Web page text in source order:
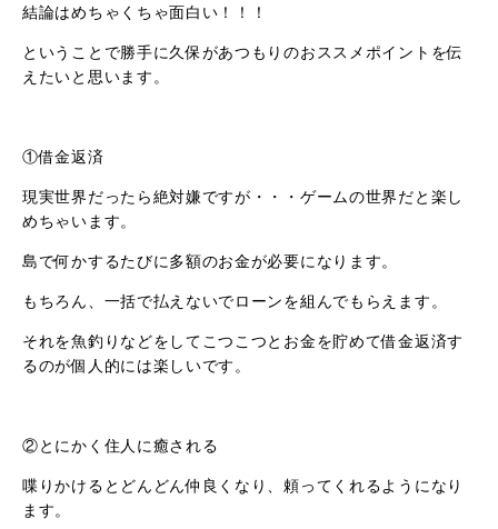
結論はめちゃくちゃ面白い！！！
ということで勝手に久保があつもりのおススメポイントを伝
えたいと思います。
①借金返済
現実世界だったら絶対嫌ですが・・・ゲームの世界だと楽し
めちゃいます。
島で何かするたびに多額のお金が必要になります。
もちろん、一括で払えないでローンを組んでもらえます。
それを魚釣りなどをしてこつこつとお金を貯めて借金返済す
るのが個人的には楽しいです。
②とにかく住人に癒される
喋りかけるとどんどん仲良くなり、頼ってくれるようになり
ます。